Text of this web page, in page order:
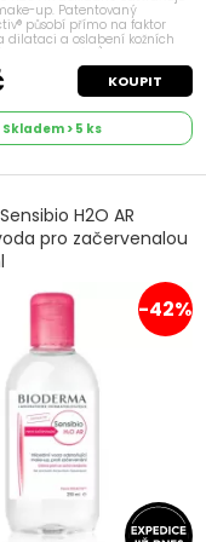
up. Patentovaný
působí přímo na faktor
dilataci a oslabení kožních
začervenání). Sensibio H2O
účinkem pomáhá v...
KOUPIT
Skladem > 5 ks
H2O AR
pro začervenalou
-42%